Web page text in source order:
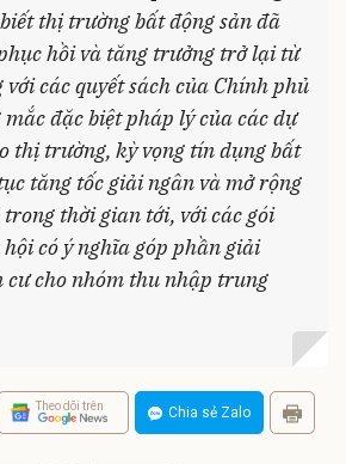
thị trường bất động sản đã
hồi và tăng trưởng trở lại từ
các quyết sách của Chính phủ
mắc đặc biệt pháp lý của các dự
thị trường, kỳ vọng tín dụng bất
tăng tốc giải ngân và mở rộng
thời gian tới, với các gói
có ý nghĩa góp phần giải
cư cho nhóm thu nhập trung
Theo dõi trên Chia sẻ Zalo